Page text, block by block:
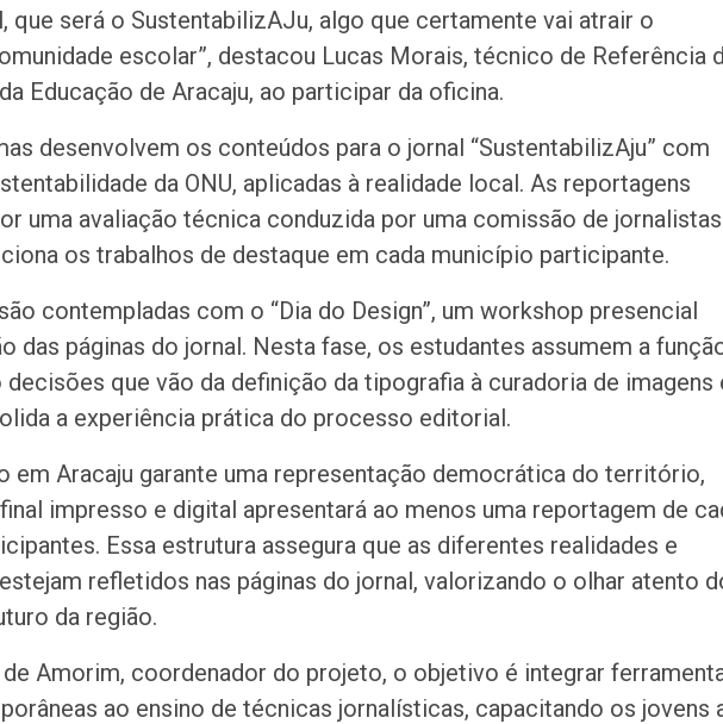
que será o SustentabilizAJu, algo que certamente vai atrair o
escolar”, destacou Lucas Morais, técnico de Referência
Educação de Aracaju, ao participar da oficina.
desenvolvem os conteúdos para o jornal “SustentabilizAju” com
da ONU, aplicadas à realidade local. As reportagens
uma avaliação técnica conduzida por uma comissão de
os trabalhos de destaque em cada município participante.
contempladas com o “Dia do Design”, um workshop presencial
das páginas do jornal. Nesta fase, os estudantes assumem a
que vão da definição da tipografia à curadoria de imagens
a experiência prática do processo editorial.
em Aracaju garante uma representação democrática do território,
impresso e digital apresentará ao menos uma reportagem de
Essa estrutura assegura que as diferentes realidades e
refletidos nas páginas do jornal, valorizando o olhar atento
da região.
Amorim, coordenador do projeto, o objetivo é integrar
ao ensino de técnicas jornalísticas, capacitando os jovens